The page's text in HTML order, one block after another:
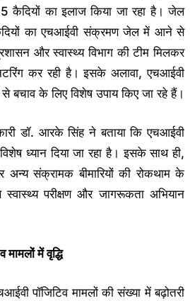
कैदियों का इलाज किया जा रहा है। जेल
का एचआईवी संक्रमण जेल में आने से
और स्वास्थ्य विभाग की टीम मिलकर
कर रही है। इसके अलावा, एचआईवी
बचाव के लिए विशेष उपाय किए जा रहे हैं।
डॉ. आरके सिंह ने बताया कि एचआईवी
ध्यान दिया जा रहा है। इसके साथ ही,
अन्य संक्रामक बीमारियों की रोकथाम के
परीक्षण और जागरूकता अभियान
में वृद्धि
पॉजिटिव मामलों की संख्या में बढ़ोतरी